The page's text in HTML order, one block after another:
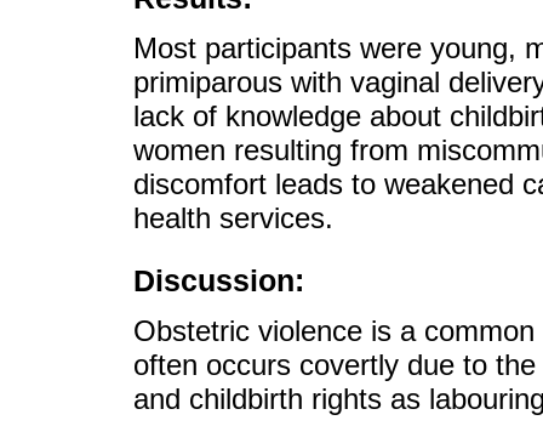
Most participants were young,
primiparous with vaginal
lack of knowledge about
women resulting from
discomfort leads to weakened
health services.
Discussion:
Obstetric violence is a
often occurs covertly due to
and childbirth rights as